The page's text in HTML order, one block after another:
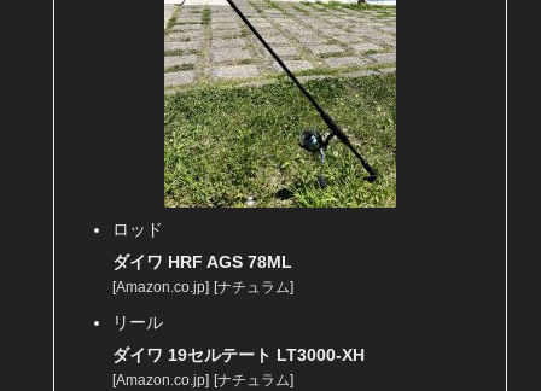
ロッド
ダイワ HRF AGS 78ML
[Amazon.co.jp] [ナチュラム]
リール
ダイワ 19セルテート LT3000-XH
[Amazon.co.jp] [ナチュラム]